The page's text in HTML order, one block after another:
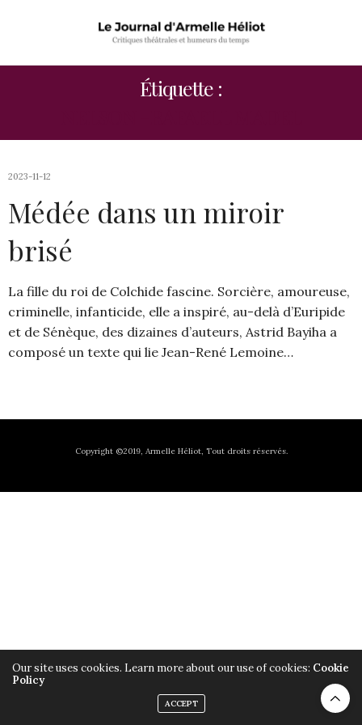
Étiquette :
2023-11-12
Médée dans un miroir
brisé
La fille du roi de Colchide fascine. Sorcière, amoureuse,
criminelle, infanticide, elle a inspiré, au-delà d’Euripide
et de Sénèque, des dizaines d’auteurs, Astrid Bayiha a
composé un texte qui lie Jean-René Lemoine…
Copyright ©2019, Armelle Héliot, Tout droits réservés.
Our site uses cookies. Learn more about our use of cookies: Cookie
Policy
ACCEPT